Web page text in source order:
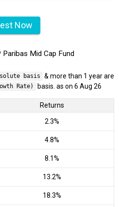
Now
Mid Cap Fund
basis
& more than 1 year are
Rate) basis. as on 6 Aug 26
Returns
2.3%
4.8%
8.1%
13.2%
18.3%